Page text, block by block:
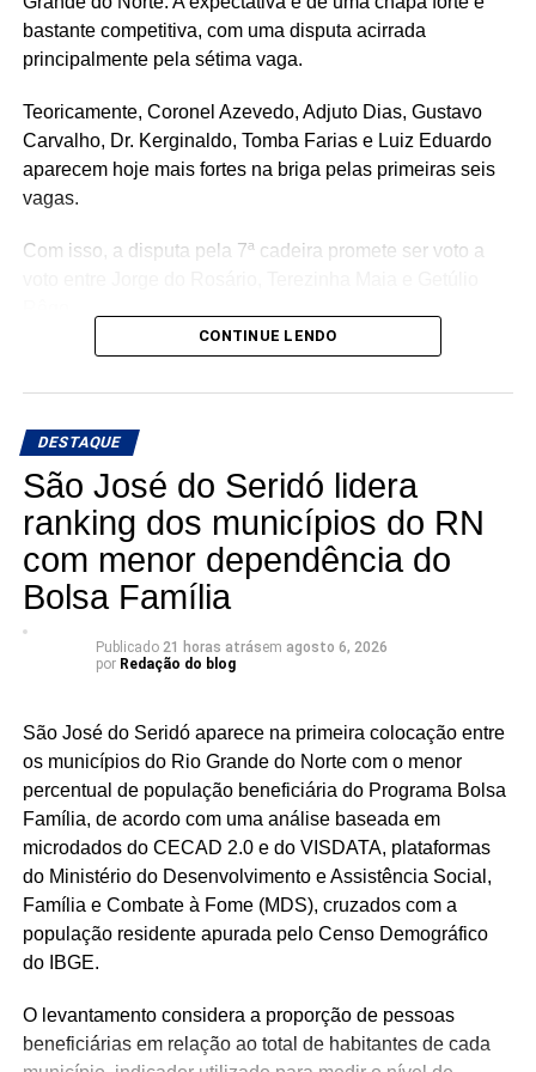
bastante competitiva, com uma disputa acirrada
principalmente pela sétima vaga.
Teoricamente, Coronel Azevedo, Adjuto Dias, Gustavo
Carvalho, Dr. Kerginaldo, Tomba Farias e Luiz Eduardo
aparecem hoje mais fortes na briga pelas primeiras seis
vagas.
Com isso, a disputa pela 7ª cadeira promete ser voto a
Os três possuem bases e estruturas eleitorais importantes
e chegam à reta da pré-campanha buscando garantir um
potencial para fazer sete cadeiras, a briga pela última
vaga promete ser uma das mais acirradas da eleição para
a ALRN em 2026
CONTINUE LENDO
DESTAQUE
São José do Seridó lidera
ranking dos municípios do RN
com menor dependência do
Bolsa Família
Publicado 21 horas atrásem agosto 6, 2026
por Redação do blog
São José do Seridó aparece na primeira colocação entre
os municípios do Rio Grande do Norte com o menor
percentual de população beneficiária do Programa Bolsa
Família, de acordo com uma análise baseada em
microdados do CECAD 2.0 e do VISDATA, plataformas
do Ministério do Desenvolvimento e Assistência Social,
Família e Combate à Fome (MDS), cruzados com a
população residente apurada pelo Censo Demográfico
do IBGE.
O levantamento considera a proporção de pessoas
beneficiárias em relação ao total de habitantes de cada